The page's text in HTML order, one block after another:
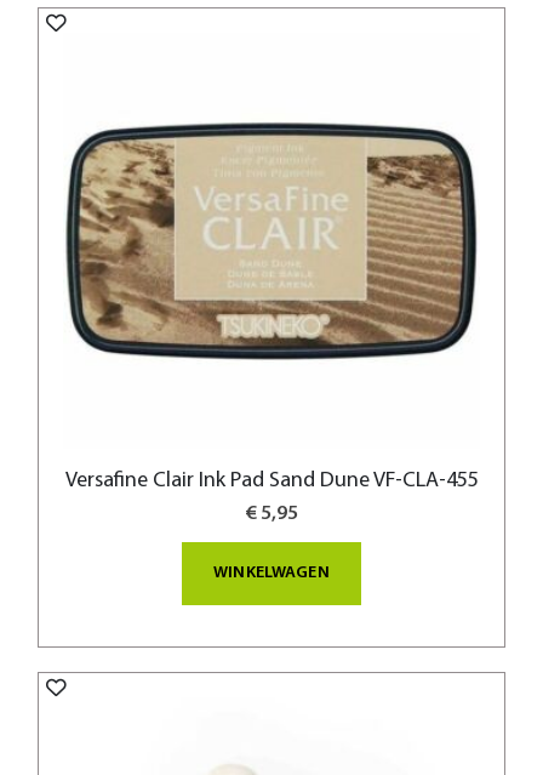
Versafine Clair Ink Pad Sand Dune VF-CLA-455
€ 5,95
WINKELWAGEN